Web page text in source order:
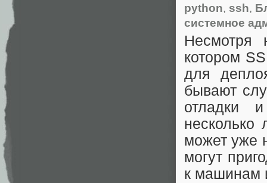
python, ssh,
системное
Несмотря
котором
для
бывают
отладки
несколько
может уже
могут
к машинам